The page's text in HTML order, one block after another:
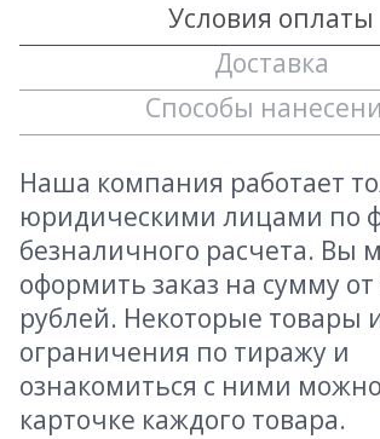
Условия оплаты
Доставка
Способы
Наша компания работает
юридическими лицами по
безналичного расчета. Вы
оформить заказ на сумму от
рублей. Некоторые товары
ограничения по тиражу и
ознакомиться с ними
карточке каждого товара.